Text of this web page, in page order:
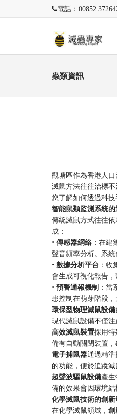
電話：00852
蟲類資訊
觀塘區作為香港人
滅鼠方法往往治標
您了解如何透過科技
智能鼠類監測系統
傳統滅鼠方式往往
成：
• 傳感器網絡：在建
聲音頻率分析。系
• 數據分析平台 ：
會生成可視化報告，
• 預警通報機制 ：
患控制在萌芽階段，
環保型物理滅鼠設
現代滅鼠設備不僅注
高效滅鼠裝置採用
備有自動關閉裝置，
電子捕鼠器通過精
的功能，便於追蹤滅
超聲波驅鼠設備產
備的效果會因環境結
化學滅鼠技術的創
在化學滅鼠領域，